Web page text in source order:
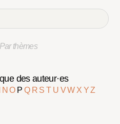
Par thèmes
des auteur·es
NO P Q R ST U VW X YZ